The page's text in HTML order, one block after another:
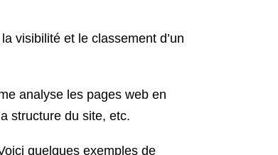
visibilité et le classement d’un
analyse les pages web en
structure du site, etc.
quelques exemples de